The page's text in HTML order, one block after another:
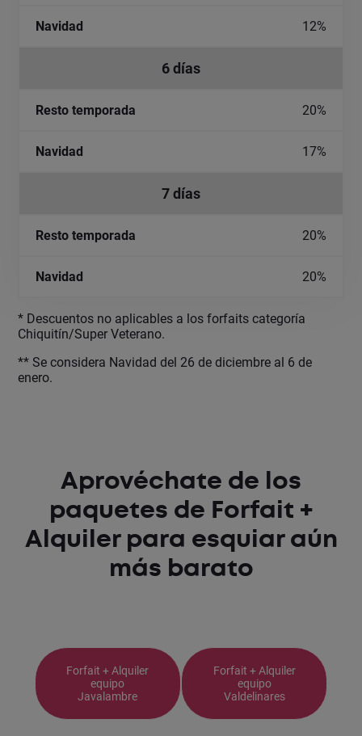
12%
6 días
20%
17%
7 días
20%
20%
* Descuentos no aplicables a los forfaits categoría
Chiquitín/Super Veterano.
** Se considera Navidad del 26 de diciembre al 6 de
enero.
Aprovéchate de los
paquetes de Forfait +
Alquiler para esquiar aún
más barato
Forfait + Alquiler
equipo
Javalambre
Forfait + Alquiler
equipo
Valdelinares